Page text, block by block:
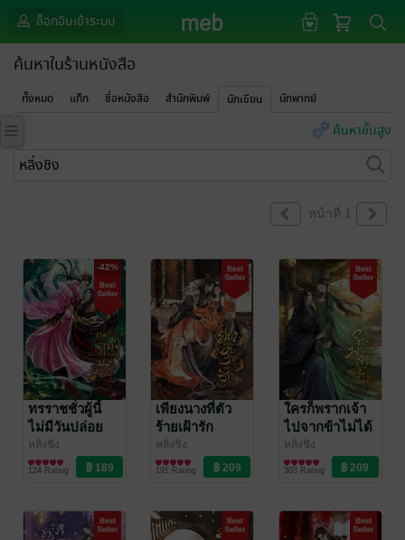
ล็อกอินเข้าระบบ
ค้นหาในร้านหนังสือ
ทั้งหมด แท็ก ชื่อหนังสือ สำนักพิมพ์ นักเขียน นักพากย์
ค้นหาขั้นสูง
หน้าที่ 1
-42%
ทรราชชั่วผู้นี้
ไม่มีวันปล่อย
เจ้าไป
หลิ่งชิง
นิยายรักจีนโบราณ
124 Rating
เพียงนางที่ตัว
ร้ายเฝ้ารัก
หลิ่งชิง
นิยายรักจีนโบราณ
191 Rating
ใครก็พรากเจ้า
ไปจากข้าไม่ได้
หลิ่งชิง
นิยายรักจีนโบราณ
303 Rating